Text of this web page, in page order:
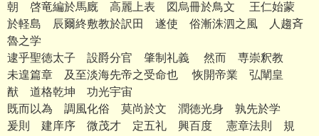
朝 啓竜編於馬廐 高麗上表 図烏冊於鳥文 王仁始蒙
於軽島 辰爾終敷教於訳田 遂使 俗漸洙泗之風 人趨斉
魯之学
逮乎聖徳太子 設爵分官 肇制礼義 然而 専崇釈教
未遑篇章 及至淡海先帝之受命也 恢開帝業 弘闡皇
猷 道格乾坤 功光宇宙
既而以為 調風化俗 莫尚於文 潤徳光身 孰先於学
爰則 建庠序 微茂才 定五礼 興百度 憲章法則 規